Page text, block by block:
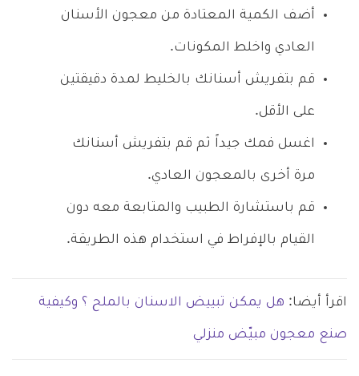
أضف الكمية المعتادة من معجون الأسنان
العادي واخلط المكونات.
قم بتفريش أسنانك بالخليط لمدة دقيقتين
على الأقل.
اغسل فمك جيداً ثم قم بتفريش أسنانك
مرة أخرى بالمعجون العادي.
قم باستشارة الطبيب والمتابعة معه دون
القيام بالإفراط في استخدام هذه الطريقة.
اقرأ أيضا: هل يمكن تبييض الاسنان بالملح ؟ وكيفية
صنع معجون مبيّض منزلي